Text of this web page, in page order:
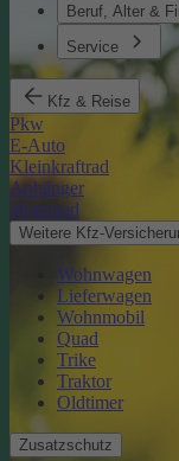
Beruf, Alter &
Service
Kfz & Reise
Pkw
E-Auto
Kleinkraftrad
Anhänger
Motorrad
Weitere Kfz-
Wohnwagen
Lieferwagen
Wohnmobil
Quad
Trike
Traktor
Oldtimer
Zusatzschutz